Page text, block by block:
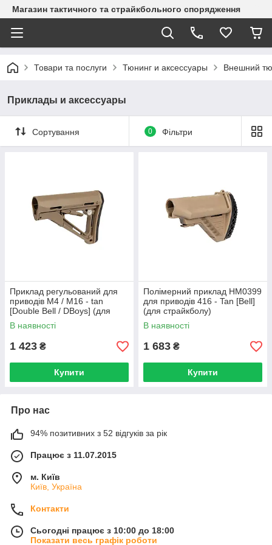
Магазин тактичного та страйкбольного спорядження
Товари та послуги Тюнинг и аксессуары Внешний
Приклады и аксессуары
Сортування 0 Фільтри
Приклад регульований для
приводів M4 / M16 - tan
[Double Bell / DBoys] (для
страйкболу)
В наявності
1 423 ₴
Купити
Полімерний приклад HM0399
для приводів 416 - Tan [Bell]
(для страйкболу)
В наявності
1 683 ₴
Купити
Про нас
94% позитивних з 52 відгуків за рік
Працює з 11.07.2015
м. Київ
Київ, Україна
Контакти
Сьогодні працює з 10:00 до 18:00
Показати весь графік роботи